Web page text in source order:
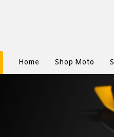
Home Shop Moto